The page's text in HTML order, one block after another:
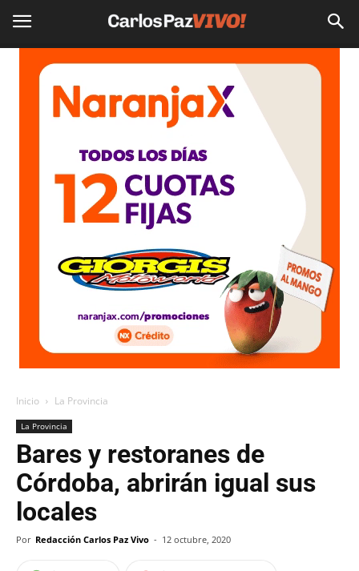
Inicio La Provincia
La Provincia
Bares y restoranes de
Córdoba, abrirán igual sus
locales
Por Redacción Carlos Paz Vivo - 12 octubre, 2020